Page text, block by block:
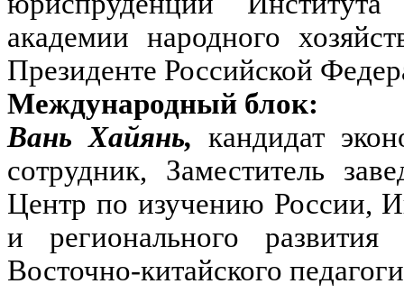
академии народного
Президенте Российской
Международный блок:
Вань Хайянь, кандидат
сотрудник, Заместитель
Центр по изучению России,
и регионального
Восточно-китайского